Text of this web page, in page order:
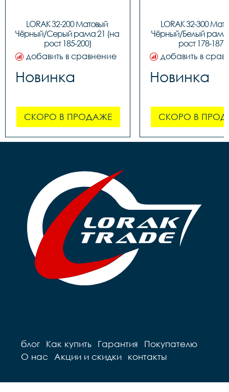
LORAK 32-200 Матовый
Чёрный/Серый рама 21 (на
рост 185-200)
добавить в сравнение
Новинка
СКОРО В ПРОДАЖЕ
LORAK 32-300
Чёрный/Белый рама
рост 178-187)
добавить в
Новинка
СКОРО В
блог Как купить Гарантия
Покупателю
О нас
Акции и скидки контакты